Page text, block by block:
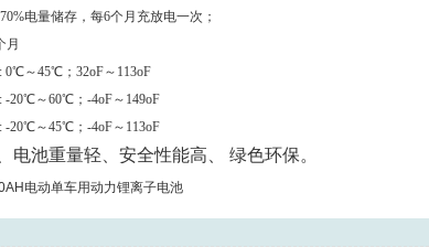
电量储存，每6个月充放电一次；
月
～45℃；32oF～113oF
20℃～60℃；-4oF～149oF
20℃～45℃；-4oF～113oF
电池重量轻、安全性能高、 绿色环保。
电动单车用动力锂离子电池